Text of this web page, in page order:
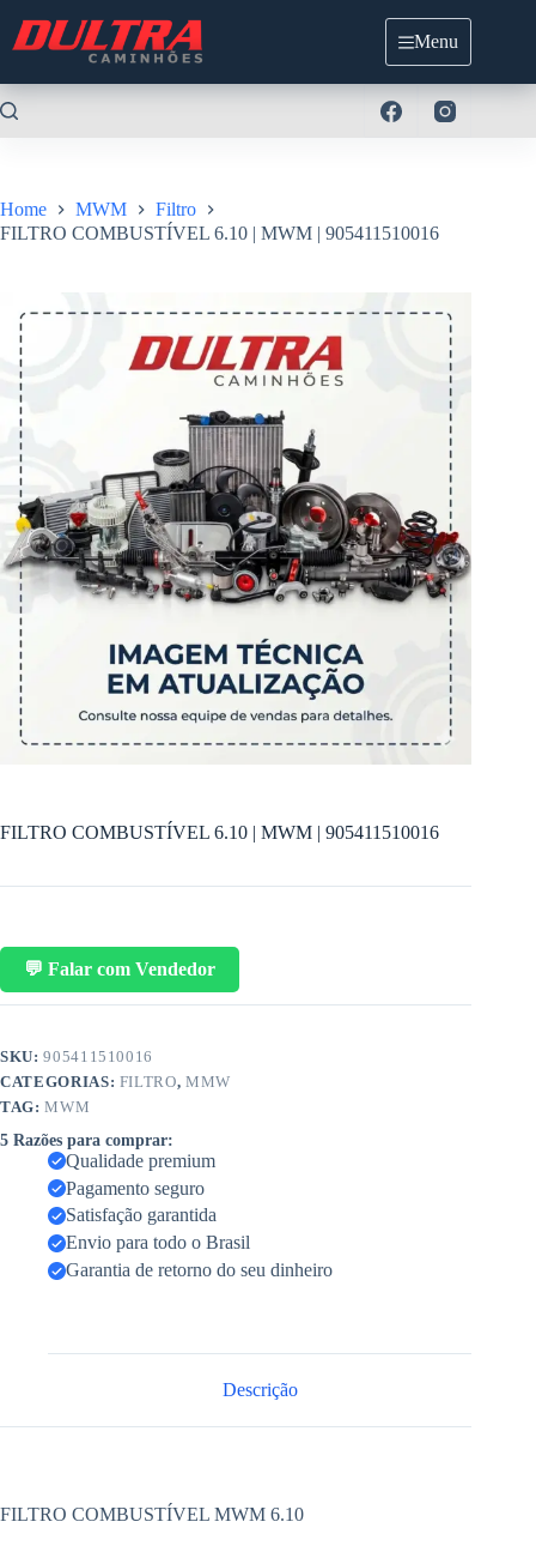
para
Menu
Home MWM
Filtro
FILTRO COMBUSTÍVEL 6.10 | MWM | 905411510016
FILTRO COMBUSTÍVEL 6.10 | MWM | 905411510016
💬 Falar com Vendedor
SKU:905411510016
CATEGORIAS: FILTRO,MMW
TAG:MWM
5 Razões para comprar:
Qualidade premium
Pagamento seguro
Satisfação garantida
Envio para todo o Brasil
Garantia de retorno do seu dinheiro
Descrição
FILTRO COMBUSTÍVEL MWM 6.10